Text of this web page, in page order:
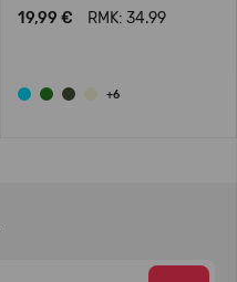
19,99 € RMK: 34.99
+6